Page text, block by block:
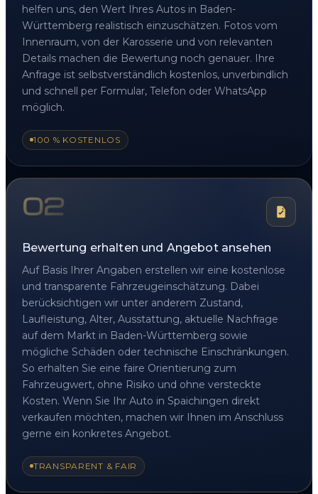
helfen uns, den Wert Ihres Autos in Baden-
Württemberg realistisch einzuschätzen. Fotos vom
Innenraum, von der Karosserie und von relevanten
Details machen die Bewertung noch genauer. Ihre
Anfrage ist selbstverständlich kostenlos, unverbindlich
und schnell per Formular, Telefon oder WhatsApp
möglich.
100 % KOSTENLOS
02
Bewertung erhalten und Angebot ansehen
Auf Basis Ihrer Angaben erstellen wir eine kostenlose
und transparente Fahrzeugeinschätzung. Dabei
berücksichtigen wir unter anderem Zustand,
Laufleistung, Alter, Ausstattung, aktuelle Nachfrage
auf dem Markt in Baden-Württemberg sowie
mögliche Schäden oder technische Einschränkungen.
So erhalten Sie eine faire Orientierung zum
Fahrzeugwert, ohne Risiko und ohne versteckte
Kosten. Wenn Sie Ihr Auto in Spaichingen direkt
verkaufen möchten, machen wir Ihnen im Anschluss
gerne ein konkretes Angebot.
TRANSPARENT & FAIR